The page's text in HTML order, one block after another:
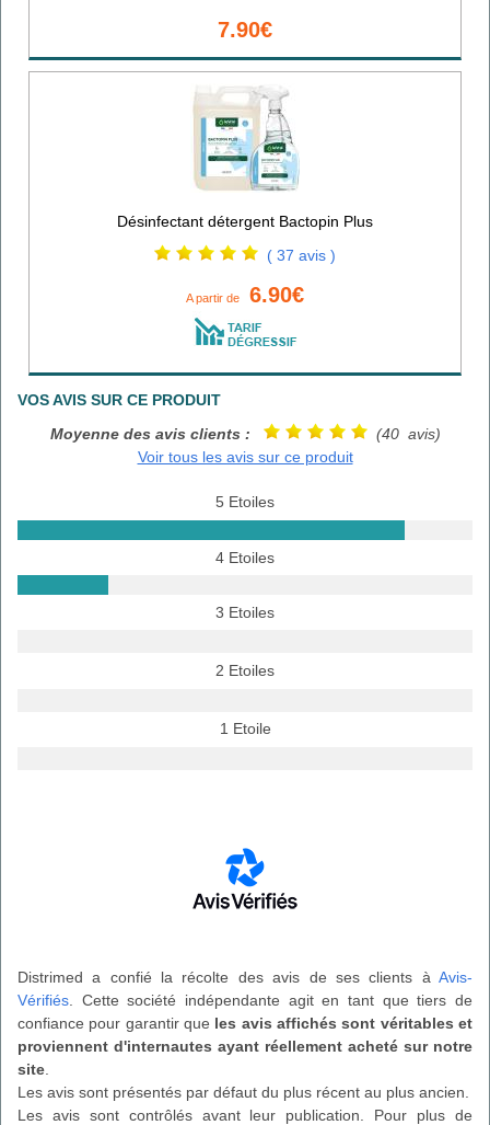
7.90€
Désinfectant détergent Bactopin Plus
( 37 avis )
A partir de 6.90€
VOS AVIS SUR CE PRODUIT
Moyenne des avis clients :
(40 avis)
Voir tous les avis sur ce produit
5 Etoiles
4 Etoiles
3 Etoiles
2 Etoiles
1 Etoile
Distrimed a confié la récolte des avis de ses clients à Avis-
Vérifiés . Cette société indépendante agit en tant que tiers de
confiance pour garantir que les avis affichés sont véritables et
proviennent d'internautes ayant réellement acheté sur notre
site
Les avis sont présentés par défaut du plus récent au plus ancien.
Les avis sont contrôlés avant leur publication. Pour plus de